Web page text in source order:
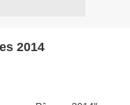
2014